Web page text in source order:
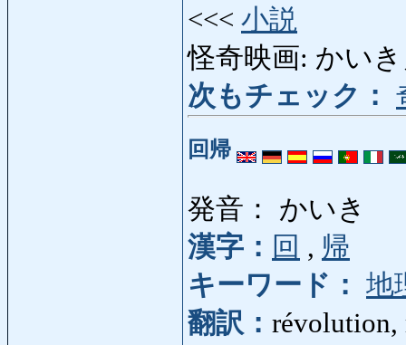
<<< 小説
怪奇映画: かい
次もチェック：
回帰
発音： かいき
漢字： 回 , 帰
キーワード： 地
翻訳： révolution,